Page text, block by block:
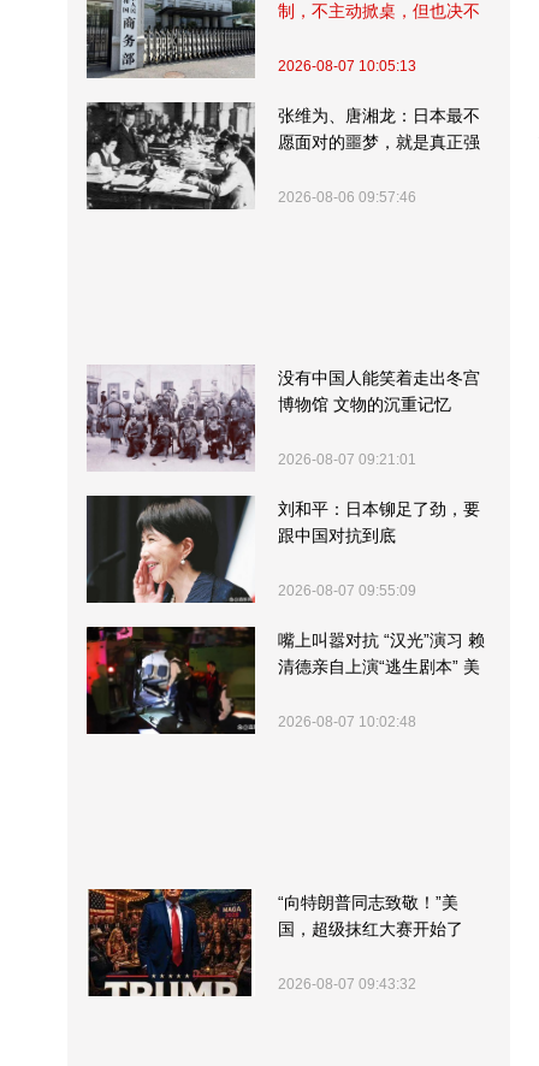
制，不主动掀桌，但也决不
2026-08-07 10:05:13
张维为、唐湘龙：日本最不
愿面对的噩梦，就是真正强
2026-08-06 09:57:46
没有中国人能笑着走出冬宫
博物馆 文物的沉重记忆
2026-08-07 09:21:01
刘和平：日本铆足了劲，要
跟中国对抗到底
2026-08-07 09:55:09
嘴上叫嚣对抗 “汉光”演习 赖
清德亲自上演“逃生剧本” 美
2026-08-07 10:02:48
“向特朗普同志致敬！”美
国，超级抹红大赛开始了
2026-08-07 09:43:32